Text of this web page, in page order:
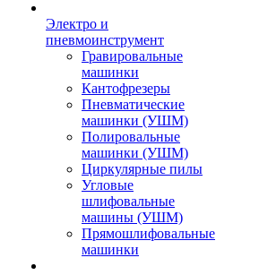
Электро и
пневмоинструмент
Гравировальные
машинки
Кантофрезеры
Пневматические
машинки (УШМ)
Полировальные
машинки (УШМ)
Циркулярные пилы
Угловые
шлифовальные
машины (УШМ)
Прямошлифовальные
машинки